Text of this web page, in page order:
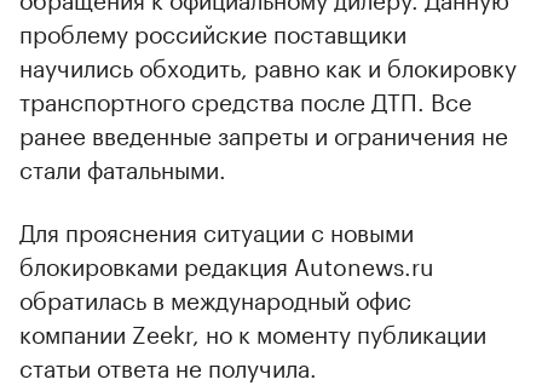
проблему российские поставщики
научились обходить, равно как и блокировку
транспортного средства после ДТП. Все
ранее введенные запреты и ограничения не
стали фатальными.
Для прояснения ситуации с новыми
блокировками редакция Autonews.ru
обратилась в международный офис
компании Zeekr, но к моменту публикации
статьи ответа не получила.